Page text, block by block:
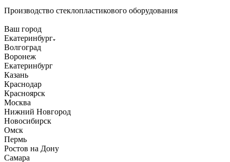
Производство стеклопластикового оборудования
Ваш город
Екатеринбург
Волгоград
Воронеж
Екатеринбург
Казань
Краснодар
Красноярск
Москва
Нижний Новгород
Новосибирск
Омск
Пермь
Ростов на Дону
Самара